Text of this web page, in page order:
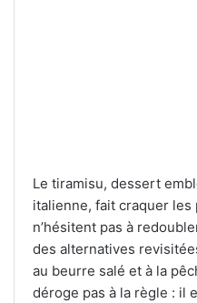
Le tiramisu, dessert
italienne, fait craquer les
n’hésitent pas à
des alternatives
au beurre salé et à la
déroge pas à la règle : il